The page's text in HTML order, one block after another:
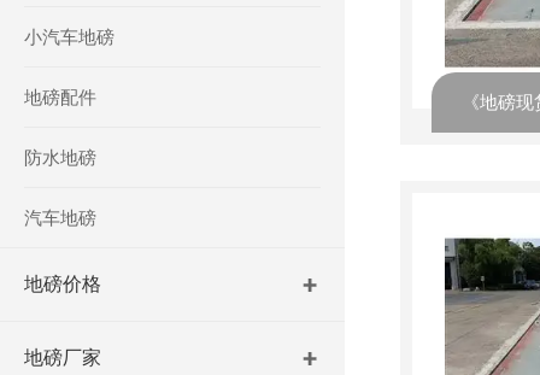
小汽车地磅
地磅配件
防水地磅
汽车地磅
地磅价格
地磅厂家